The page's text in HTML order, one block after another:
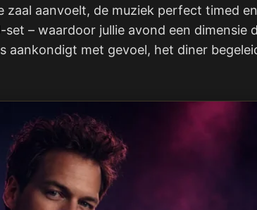
aanvoelt, de muziek perfect timed
– waardoor jullie avond een dimensie
aankondigt met gevoel, het diner